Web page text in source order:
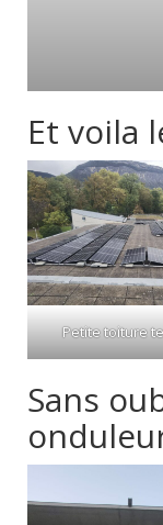
Et voila
Petite toiture
Sans